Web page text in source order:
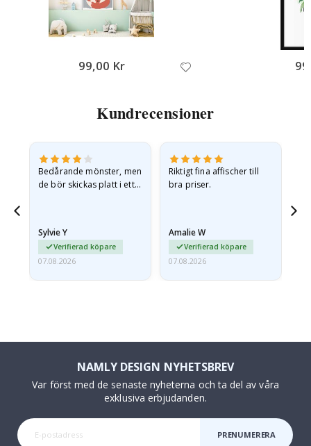
99,00 Kr
Kundrecensioner
Bedårande mönster, men
de bör skickas platt i ett
Sylvie Y
Verifierad köpare
07.08.2026
Riktigt fina affischer till
bra priser.
Amalie W
Verifierad köpare
07.08.2026
NAMLY DESIGN NYHETSBREV
Var först med de senaste nyheterna och ta del av våra
exklusiva erbjudanden.
PRENUMERERA